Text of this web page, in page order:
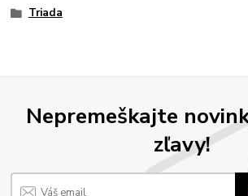
Triada
Nepremeškajte
zľavy!